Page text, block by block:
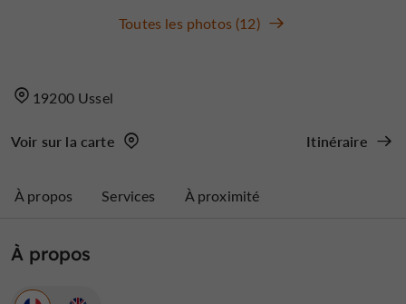
Toutes les photos (12)
19200 Ussel
Voir sur la carte Itinéraire
À propos Services À proximité
À propos